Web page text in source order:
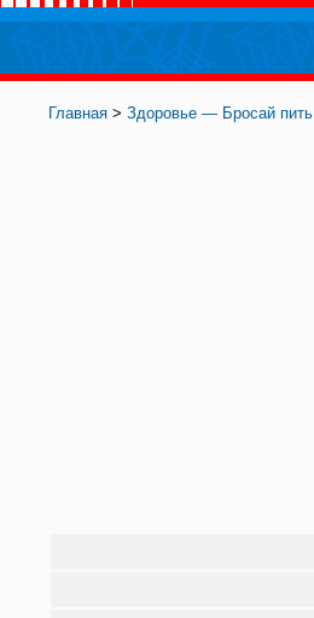
Главная > Здоровье — Бросай пить